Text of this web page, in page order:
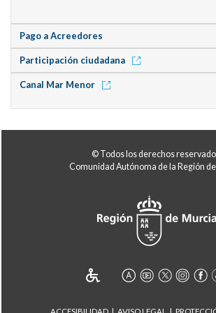
Pago a Acreedores
Participación ciudadana
Canal Mar Menor
© Todos los derechos
Comunidad Autónoma de la Región